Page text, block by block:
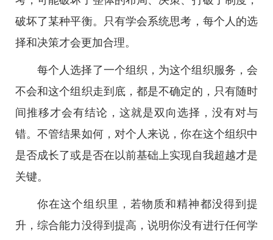
破坏了某种平衡。只有学会系统思考，每个人的选
择和决策才会更加合理。
每个人选择了一个组织，为这个组织服务，会
不会和这个组织走到底，都是不确定的，只有随时
间推移才会有结论，这就是双向选择，没有对与
错。不管结果如何，对个人来说，你在这个组织中
是否成长了或是否在以前基础上实现自我超越才是
关键。
你在这个组织里，若物质和精神都没得到提
升，综合能力没得到提高，说明你没有进行任何学